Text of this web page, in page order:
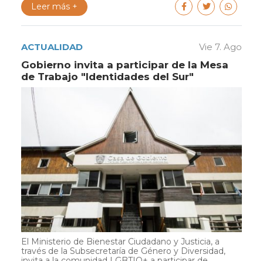
Leer más +
ACTUALIDAD Vie 7. Ago
Gobierno invita a participar de la Mesa
de Trabajo "Identidades del Sur"
El Ministerio de Bienestar Ciudadano y Justicia, a
través de la Subsecretaría de Género y Diversidad,